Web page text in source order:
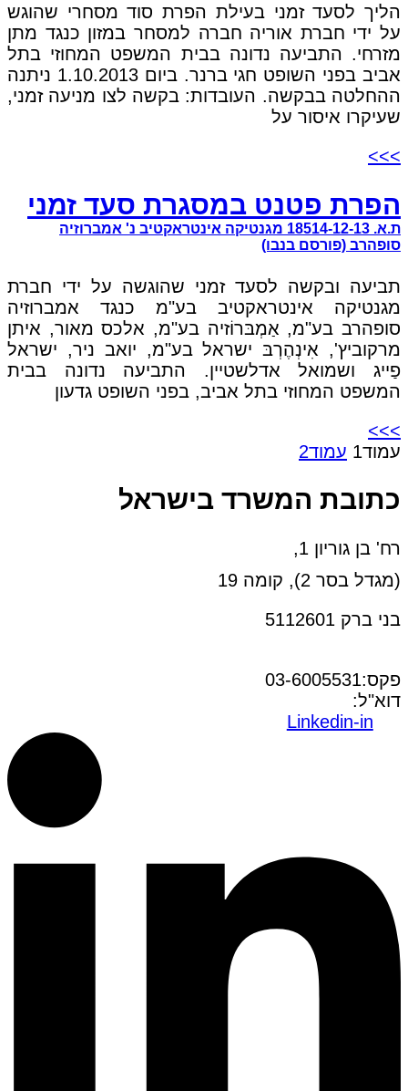
הליך לסעד זמני בעילת הפרת סוד מסחרי שהוגש
על ידי חברת אוריה חברה למסחר במזון כנגד מתן
מזרחי. התביעה נדונה בבית המשפט המחוזי בתל
אביב בפני השופט חגי ברנר. ביום 1.10.2013 ניתנה
ההחלטה בבקשה. העובדות: בקשה לצו מניעה זמני,
שעיקרו איסור על
>>>
הפרת פטנט במסגרת סעד זמני
ת.א. 18514-12-13 מגנטיקה אינטראקטיב נ' אמברוזיה
סופהרב (פורסם בנבו)
תביעה ובקשה לסעד זמני שהוגשה על ידי חברת
מגנטיקה אינטראקטיב בע"מ כנגד אמברוזיה
סופהרב בע"מ, אַמְבּרוֹזיה בע"מ, אלכס מאור, איתן
מרקוביץ', אִינְהֶרְבּ ישראל בע"מ, יואב ניר, ישראל
פַייג ושמואל אדלשטיין. התביעה נדונה בבית
המשפט המחוזי בתל אביב, בפני השופט גדעון
>>>
עמוד1 עמוד2
כתובת המשרד בישראל
רח' בן גוריון 1,
(מגדל בסר 2), קומה 19
בני ברק 5112601
פקס:03-6005531
דוא"ל:
Linkedin-in